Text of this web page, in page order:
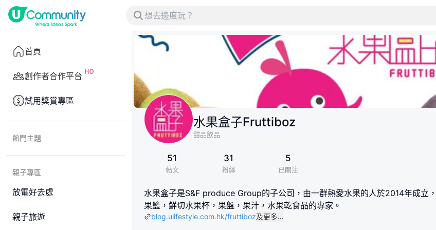
首頁
創作者合作平台
試用獎賞專區
熱門主題
親子專區
放電好去處
親子旅遊
水果盒子Fruttiboz
甜品飲品
51
帖文
31
粉絲
5
已關注
水果盒子是S&F produce Group的子公司，由一群熱愛水果的人於2014年成立
果籃，鮮切水果杯，果盤，果汁，水果乾食品的專家。
blog.ulifestyle.com.hk/fruttiboz及更多…